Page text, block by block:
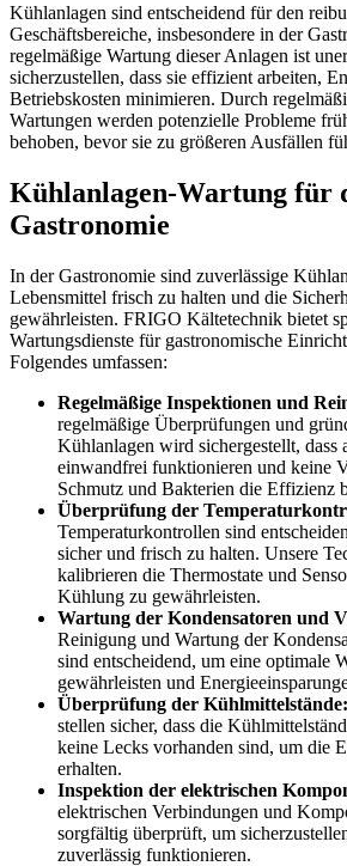
Kühlanlagen sind entscheidend für den
Geschäftsbereiche, insbesondere in der
regelmäßige Wartung dieser Anlagen ist
sicherzustellen, dass sie effizient arbeiten,
Betriebskosten minimieren. Durch
Wartungen werden potenzielle Probleme
behoben, bevor sie zu größeren Ausfällen
Kühlanlagen-Wartung für
Gastronomie
In der Gastronomie sind zuverlässige
Lebensmittel frisch zu halten und die
gewährleisten. FRIGO Kältetechnik bietet
Wartungsdienste für gastronomische
Folgendes umfassen:
Regelmäßige Inspektionen und
regelmäßige Überprüfungen und
Kühlanlagen wird sichergestellt, dass
einwandfrei funktionieren und keine
Schmutz und Bakterien die Effizienz
Überprüfung der
Temperaturkontrollen sind
sicher und frisch zu halten. Unsere
kalibrieren die Thermostate und
Kühlung zu gewährleisten.
Wartung der Kondensatoren und
Reinigung und Wartung der
sind entscheidend, um eine optimale
gewährleisten und
Überprüfung der Kühlmittelstände:
stellen sicher, dass die
keine Lecks vorhanden sind, um die
erhalten.
Inspektion der elektrischen
elektrischen Verbindungen und
sorgfältig überprüft, um
zuverlässig funktionieren.